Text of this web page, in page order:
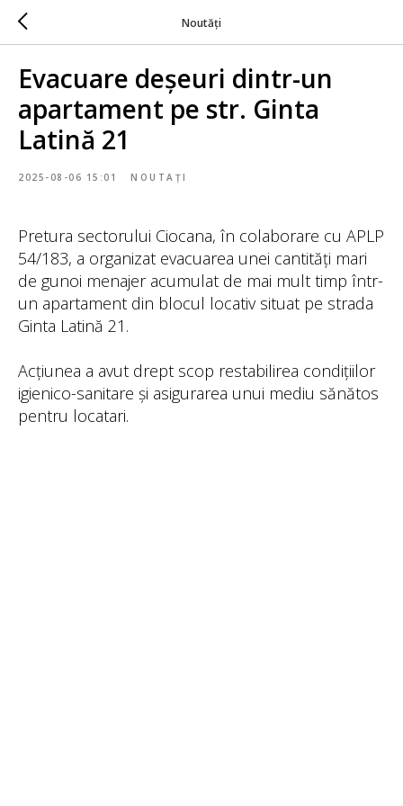
Noutăți
Evacuare deșeuri dintr-un
apartament pe str. Ginta
Latină 21
2025-08-06 15:01 NOUTAȚI
Pretura sectorului Ciocana, în colaborare cu APLP
54/183, a organizat evacuarea unei cantități mari
de gunoi menajer acumulat de mai mult timp într-
un apartament din blocul locativ situat pe strada
Ginta Latină 21.
Acțiunea a avut drept scop restabilirea condițiilor
igienico-sanitare și asigurarea unui mediu sănătos
pentru locatari.